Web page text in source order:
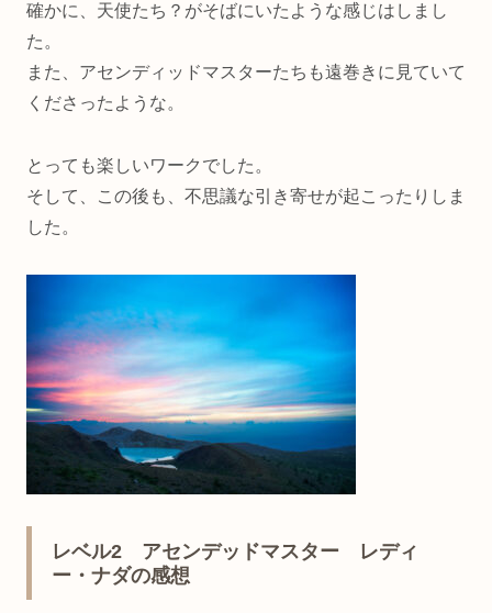
確かに、天使たち？がそばにいたような感じはしまし
た。
また、アセンディッドマスターたちも遠巻きに見ていて
くださったような。
とっても楽しいワークでした。
そして、この後も、不思議な引き寄せが起こったりしま
した。
レベル2 アセンデッドマスター レディ
ー・ナダの感想